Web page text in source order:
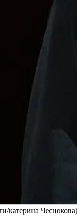
катерина Чеснокова)